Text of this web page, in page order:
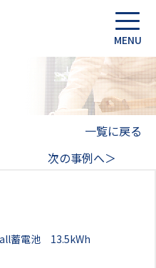
一覧に戻る
次の事例へ＞
蓄電池 13.5kWh